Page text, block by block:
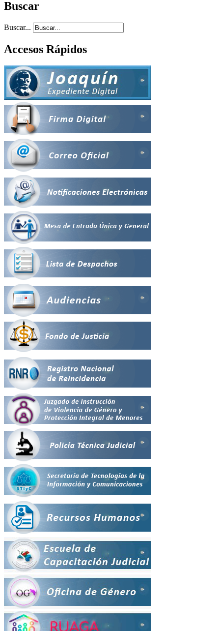
Buscar
Buscar...
Accesos Rápidos